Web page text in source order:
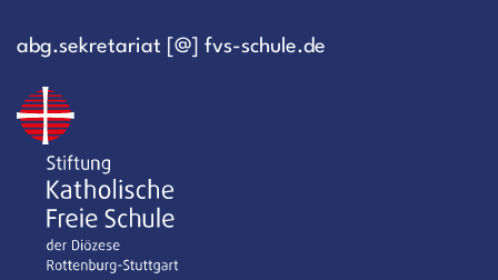
abg.sekretariat [@] fvs-schule.de